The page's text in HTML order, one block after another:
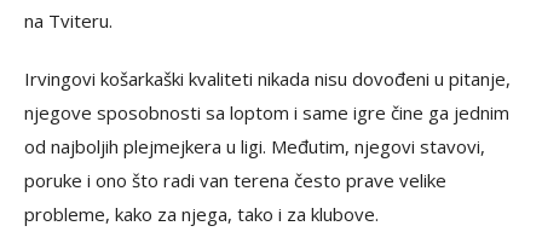
na Tviteru.
Irvingovi košarkaški kvaliteti nikada nisu dovođeni u pitanje,
njegove sposobnosti sa loptom i same igre čine ga jednim
od najboljih plejmejkera u ligi. Međutim, njegovi stavovi,
poruke i ono što radi van terena često prave velike
probleme, kako za njega, tako i za klubove.